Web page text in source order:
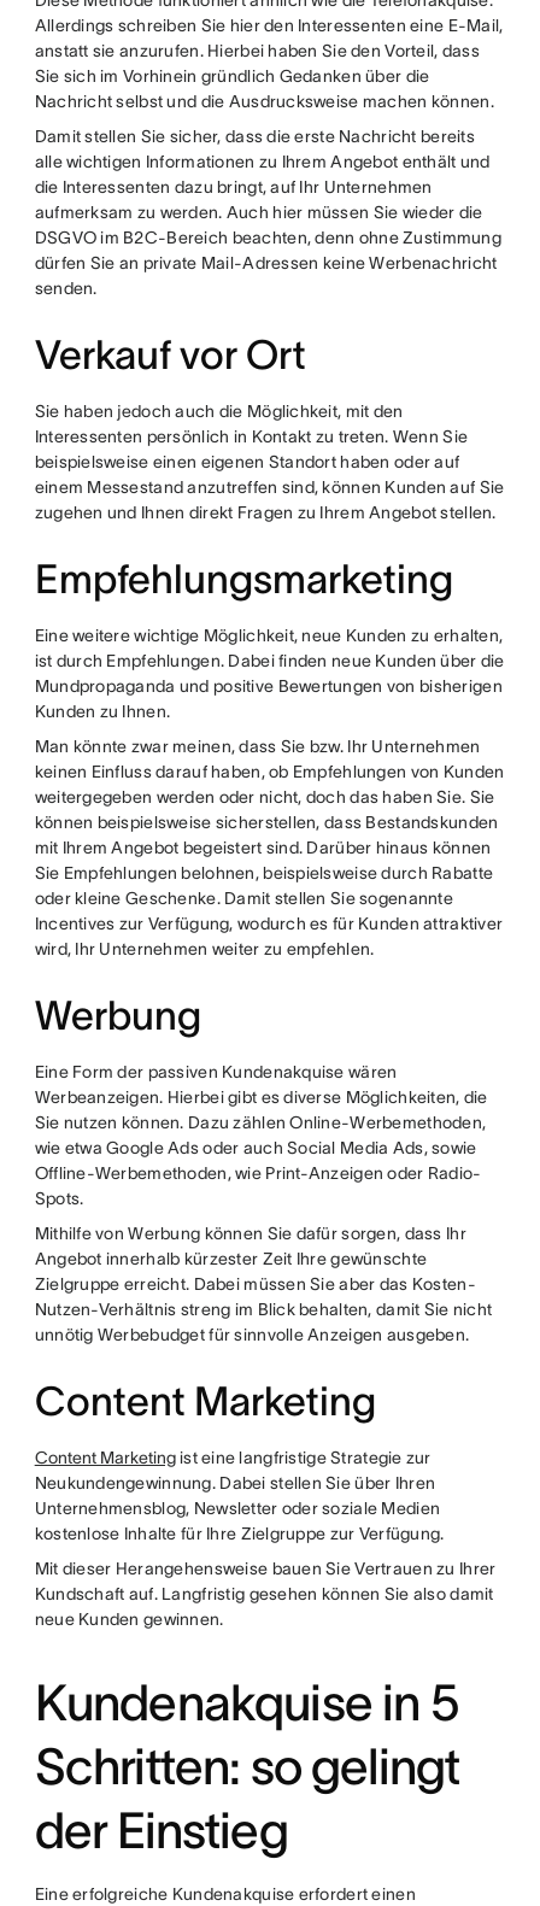
Allerdings schreiben Sie hier den Interessenten eine E-Mail,
anstatt sie anzurufen. Hierbei haben Sie den Vorteil, dass
Sie sich im Vorhinein gründlich Gedanken über die
Nachricht selbst und die Ausdrucksweise machen können.
Damit stellen Sie sicher, dass die erste Nachricht bereits
alle wichtigen Informationen zu Ihrem Angebot enthält und
die Interessenten dazu bringt, auf Ihr Unternehmen
aufmerksam zu werden. Auch hier müssen Sie wieder die
DSGVO im B2C-Bereich beachten, denn ohne Zustimmung
dürfen Sie an private Mail-Adressen keine Werbenachricht
senden.
Verkauf vor Ort
Sie haben jedoch auch die Möglichkeit, mit den
Interessenten persönlich in Kontakt zu treten. Wenn Sie
beispielsweise einen eigenen Standort haben oder auf
einem Messestand anzutreffen sind, können Kunden auf Sie
zugehen und Ihnen direkt Fragen zu Ihrem Angebot stellen.
Empfehlungsmarketing
Eine weitere wichtige Möglichkeit, neue Kunden zu erhalten,
ist durch Empfehlungen. Dabei finden neue Kunden über die
Mundpropaganda und positive Bewertungen von bisherigen
Kunden zu Ihnen.
Man könnte zwar meinen, dass Sie bzw. Ihr Unternehmen
keinen Einfluss darauf haben, ob Empfehlungen von Kunden
weitergegeben werden oder nicht, doch das haben Sie. Sie
können beispielsweise sicherstellen, dass Bestandskunden
mit Ihrem Angebot begeistert sind. Darüber hinaus können
Sie Empfehlungen belohnen, beispielsweise durch Rabatte
oder kleine Geschenke. Damit stellen Sie sogenannte
Incentives zur Verfügung, wodurch es für Kunden attraktiver
wird, Ihr Unternehmen weiter zu empfehlen.
Werbung
Eine Form der passiven Kundenakquise wären
Werbeanzeigen. Hierbei gibt es diverse Möglichkeiten, die
Sie nutzen können. Dazu zählen Online-Werbemethoden,
wie etwa Google Ads oder auch Social Media Ads, sowie
Offline-Werbemethoden, wie Print-Anzeigen oder Radio-
Spots.
Mithilfe von Werbung können Sie dafür sorgen, dass Ihr
Angebot innerhalb kürzester Zeit Ihre gewünschte
Zielgruppe erreicht. Dabei müssen Sie aber das Kosten-
Nutzen-Verhältnis streng im Blick behalten, damit Sie nicht
unnötig Werbebudget für sinnvolle Anzeigen ausgeben.
Content Marketing
Content Marketingist eine langfristige Strategie zur
Neukundengewinnung. Dabei stellen Sie über Ihren
Unternehmensblog, Newsletter oder soziale Medien
kostenlose Inhalte für Ihre Zielgruppe zur Verfügung.
Mit dieser Herangehensweise bauen Sie Vertrauen zu Ihrer
Kundschaft auf. Langfristig gesehen können Sie also damit
neue Kunden gewinnen.
Kundenakquise in 5
Schritten: so gelingt
der Einstieg
Eine erfolgreiche Kundenakquise erfordert einen